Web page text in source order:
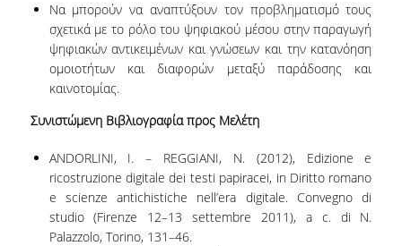
Να μπορούν να αναπτύξουν τον προβληματισμό τους
σχετικά με το ρόλο του ψηφιακού μέσου στην παραγωγή
ψηφιακών αντικειμένων και γνώσεων και την κατανόηση
ομοιοτήτων και διαφορών μεταξύ παράδοσης και
καινοτομίας.
Συνιστώμενη Βιβλιογραφίαπρος Μελέτη
ANDORLINI, I. – REGGIANI, N. (2012), Edizione e
ricostruzione digitale dei testi papiracei, in Diritto romano
e scienze antichistiche nell’era digitale. Convegno di
studio (Firenze 12–13 settembre 2011), a c. di N.
Palazzolo, Torino, 131–46.